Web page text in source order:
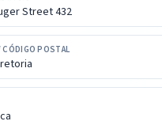
Street 432
CÓDIGO POSTAL